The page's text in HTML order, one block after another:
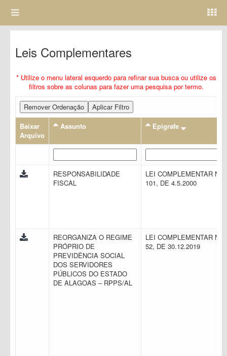
Leis Complementares
* Utilize o menu lateral esquerdo para refinar sua busca ou utilize os
filtros sobre as colunas para fazer uma pesquisa por termo.
Remover Ordenação
Aplicar Filtro
Baixar
Arquivo
Assunto Epigrafe
RESPONSABILIDADE
FISCAL
LEI COMPLEMENTAR N.
101, DE 4.5.2000
REORGANIZA O REGIME
PRÓPRIO DE
PREVIDÊNCIA SOCIAL
DOS SERVIDORES
PÚBLICOS DO ESTADO
DE ALAGOAS – RPPS/AL
LEI COMPLEMENTAR N.
52, DE 30.12.2019